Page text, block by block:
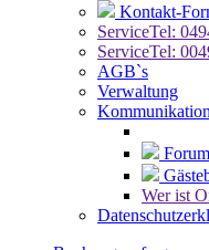
Kontakt-
ServiceTel:
ServiceTel:
AGB`s
Verwaltung
Kommunikation
Forum
Wer ist